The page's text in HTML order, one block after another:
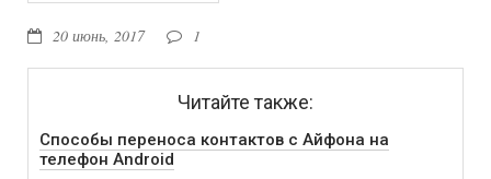
20 июнь, 2017 1
Читайте также:
Способы переноса контактов с Айфона на
телефон Android